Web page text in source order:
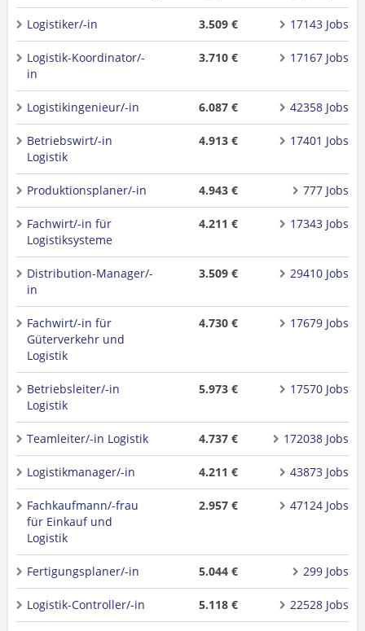
Logistiker/-in 3.509 € 17143 Jobs
Logistik-Koordinator/-
in
3.710 € 17167 Jobs
Logistikingenieur/-in 6.087 € 42358 Jobs
Betriebswirt/-in
Logistik
4.913 € 17401 Jobs
Produktionsplaner/-in 4.943 € 777 Jobs
Fachwirt/-in für
Logistiksysteme
4.211 € 17343 Jobs
Distribution-Manager/-
in
3.509 € 29410 Jobs
Fachwirt/-in für
Güterverkehr und
Logistik
4.730 € 17679 Jobs
Betriebsleiter/-in
Logistik
5.973 € 17570 Jobs
Teamleiter/-in Logistik 4.737 € 172038 Jobs
Logistikmanager/-in 4.211 € 43873 Jobs
Fachkaufmann/-frau
für Einkauf und
Logistik
2.957 € 47124 Jobs
Fertigungsplaner/-in 5.044 € 299 Jobs
Logistik-Controller/-in 5.118 € 22528 Jobs